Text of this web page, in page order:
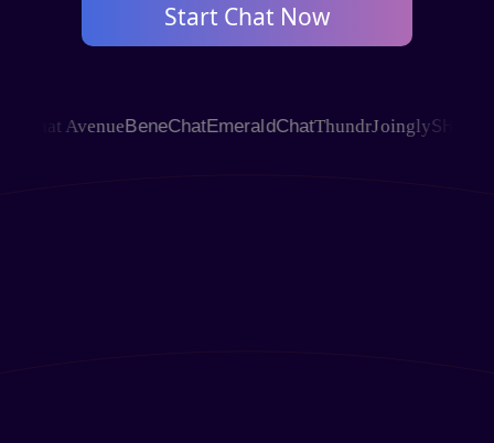
Start Chat Now
AvenueBeneChatEmeraldChatThundrJoinglySHAGLE